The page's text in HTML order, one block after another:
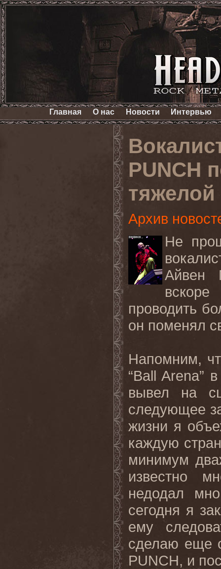
Главная О нас Новости Интервью
PUNCH
Архив
Не
Айвен
проводить
он поменял
Напомним,
“Ball Arena”
вывел на
следующее
жизни я
каждую
минимум
известно
недодал
сегодня я
ему
сделаю еще
PUNCH, и